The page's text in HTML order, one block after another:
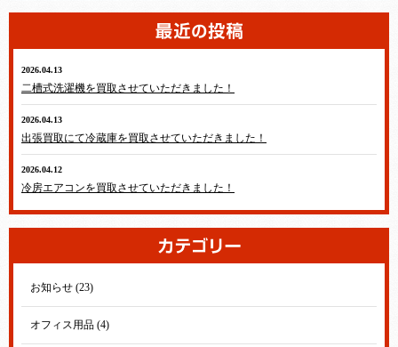
2026.04.13
二槽式洗濯機を買取させていただきました！
2026.04.13
出張買取にて冷蔵庫を買取させていただきました！
2026.04.12
冷房エアコンを買取させていただきました！
お知らせ (23)
オフィス用品 (4)